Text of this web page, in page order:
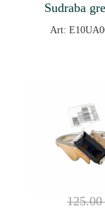
Sudraba
Art: